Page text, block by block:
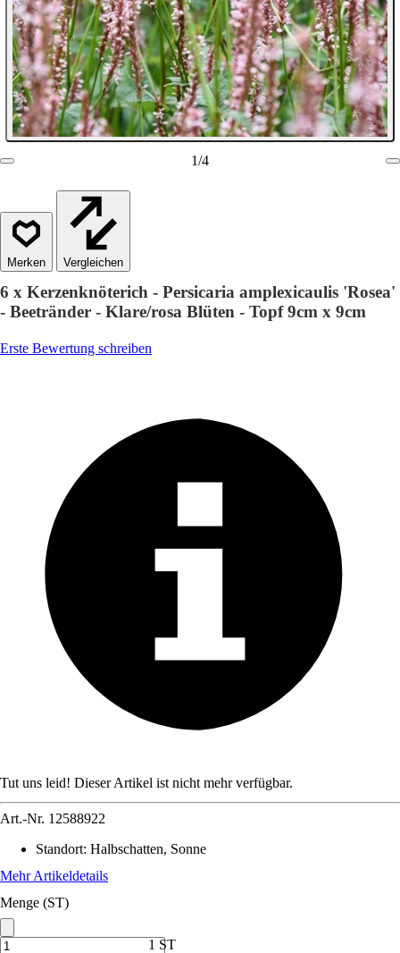
1/4
Vergleichen
6 x Kerzenknöterich - Persicaria amplexicaulis 'Rosea'
- Beetränder - Klare/rosa Blüten - Topf 9cm x 9cm
Erste Bewertung schreiben
Tut uns leid! Dieser Artikel ist nicht mehr verfügbar.
Art.-Nr. 12588922
Standort: Halbschatten, Sonne
Mehr Artikeldetails
Menge (ST)
1 ST